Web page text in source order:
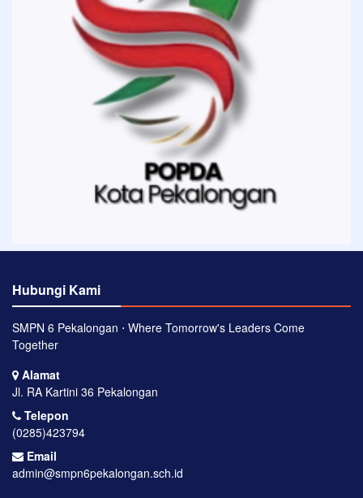
Hubungi Kami
SMPN 6 Pekalongan ⋅ Where Tomorrow's Leaders Come
Together
Alamat
Jl. RA Kartini 36 Pekalongan
Telepon
(0285)423794
Email
admin@smpn6pekalongan.sch.id